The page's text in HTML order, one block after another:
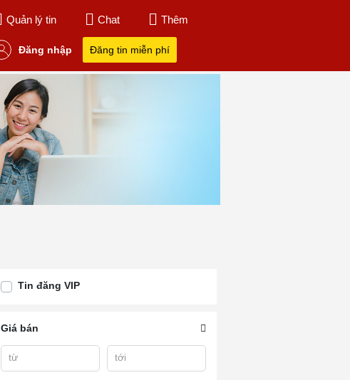
Quản lý tin Chat Thêm
Đăng nhập Đăng tin miễn phí
Tin đăng VIP
Giá bán
từ tới